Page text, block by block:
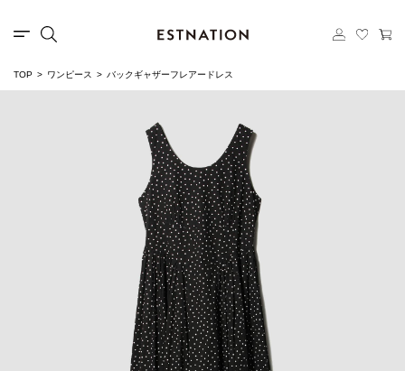
TOP ワンピース バックギャザーフレアードレス